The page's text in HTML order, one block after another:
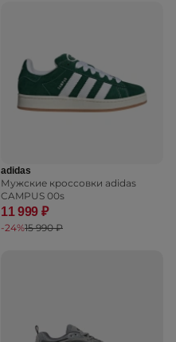
adidas
Мужские кроссовки adidas
CAMPUS 00s
11 999 ₽
-24%15 990 ₽